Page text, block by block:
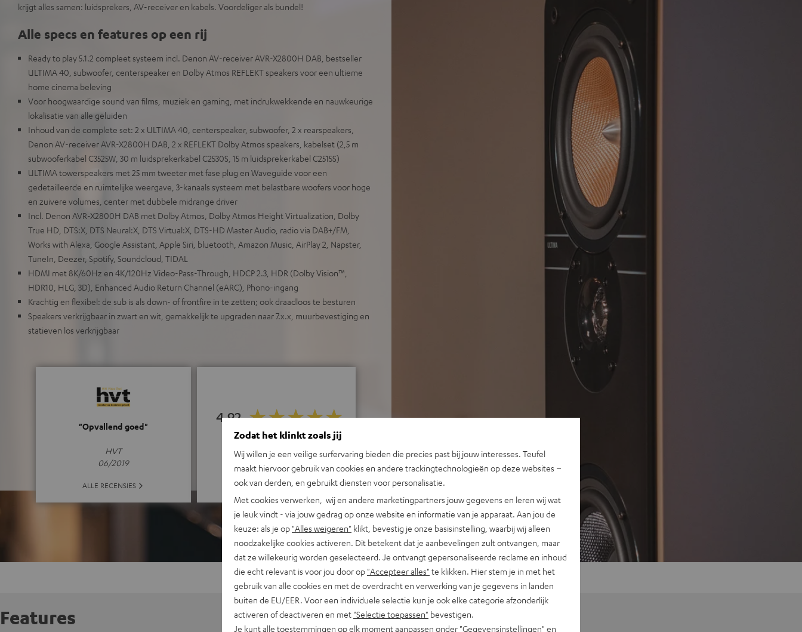
krijgt alles samen: luidsprekers, AV-receiver en kabels. Voordeliger als bundel!
Alle specs en features op een rij
Ready to play 5.1.2 compleet systeem incl. Denon AV-receiver AVR-X2800H DAB, bestseller
ULTIMA 40, subwoofer, centerspeaker en Dolby Atmos REFLEKT speakers voor een ultieme
home cinema beleving
Voor hoogwaardige sound van films, muziek en gaming, met indrukwekkende en nauwkeurige
lokalisatie van alle geluiden
Inhoud van de complete set: 2 x ULTIMA 40, centerspeaker, subwoofer, 2 x rearspeakers,
Denon AV-receiver AVR-X2800H DAB, 2 x REFLEKT Dolby Atmos speakers, kabelset (2,5 m
subwooferkabel C3525W, 30 m luidsprekerkabel C2530S, 15 m luidsprekerkabel C2515S)
ULTIMA towerspeakers met 25 mm tweeter met fase plug en Waveguide voor een
gedetailleerde en ruimtelijke weergave, 3-kanaals systeem met belastbare woofers voor hoge
en zuivere volumes, center met dubbele midrange driver
Incl. Denon AVR-X2800H DAB met Dolby Atmos, Dolby Atmos Height Virtualization, Dolby
True HD, DTS:X, DTS Neural:X, DTS Virtual:X, DTS-HD Master Audio, radio via DAB+/FM,
Works with Alexa, Google Assistant, Apple Siri, bluetooth, Amazon Music, AirPlay 2, Napster,
TuneIn, Deezer, Spotify, Soundcloud, TIDAL
HDMI met 8K/60Hz en 4K/120Hz Video-Pass-Through, HDCP 2.3, HDR (Dolby Vision™,
HDR10, HLG, 3D), Enhanced Audio Return Channel (eARC), Phono-ingang
Krachtig en flexibel: de sub is als down- of frontfire in te zetten; ook draadloos te besturen
Speakers verkrijgbaar in zwart en wit, gemakkelijk te upgraden naar 7.x.x, muurbevestiging en
statieven los verkrijgbaar
"Opvallend goed"
HVT
06/2019
ALLE RECENSIES
4.92
ALLE REVIEWS
Features
Zodat het klinkt zoals jij
Wij willen je een veilige surfervaring bieden die precies past bij jouw interesses. Teufel
maakt hiervoor gebruik van cookies en andere trackingtechnologieën op deze websites –
ook van derden, en gebruikt diensten voor personalisatie.
Met cookies verwerken, wij en andere marketingpartners jouw gegevens en leren wij wat
je leuk vindt - via jouw gedrag op onze website en informatie van je apparaat. Aan jou de
keuze: als je op "Alles weigeren" klikt, bevestig je onze basisinstelling, waarbij wij alleen
noodzakelijke cookies activeren. Dit betekent dat je aanbevelingen zult ontvangen, maar
dat ze willekeurig worden geselecteerd. Je ontvangt gepersonaliseerde reclame en inhoud
die echt relevant is voor jou door op "Accepteer alles" te klikken. Hier stem je in met het
gebruik van alle cookies en met de overdracht en verwerking van je gegevens in landen
buiten de EU/EER. Voor een individuele selectie kun je ook elke categorie afzonderlijk
activeren of deactiveren en met "Selectie toepassen" bevestigen.
Je kunt alle toestemmingen op elk moment aanpassen onder "Gegevensinstellingen" en